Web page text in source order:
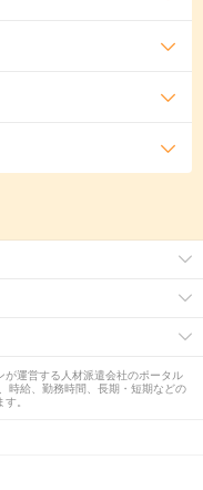
運営する人材派遣会社のポータル
時給、勤務時間、長期・短期などの
。